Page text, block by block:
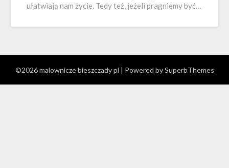
ułatwiają nam życie. Tedy też, jeżeli pragniemy być…
©2026 malownicze bieszczady pl | Powered bySuperbThemes